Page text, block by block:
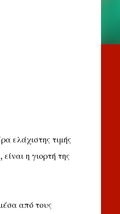
ελάχιστης τιμής
η γιορτή της
από τους